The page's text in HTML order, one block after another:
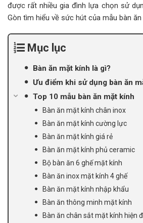
được rất nhiều gia đình lựa chọn sử
Gòn tìm hiểu về sức hút của mẫu bàn ăn
Mục lục
Bàn ăn mặt kính là gì?
Ưu điểm khi sử dụng bàn ăn
Top 10 mẫu bàn ăn mặt kính
Bàn ăn mặt kính chân inox
Bàn ăn mặt kính cường lực
Bàn ăn mặt kính giá rẻ
Bàn ăn mặt kính phủ ceramic
Bộ bàn ăn 6 ghế mặt kính
Bàn ăn inox mặt kính 4 ghế
Bàn ăn mặt kính nhập khẩu
Bàn ăn thông minh mặt kính
Bàn ăn chân sắt mặt kính hiện